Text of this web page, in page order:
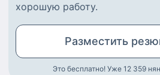
хорошую работу.
Разместить
Это бесплатно! Уже 12 359